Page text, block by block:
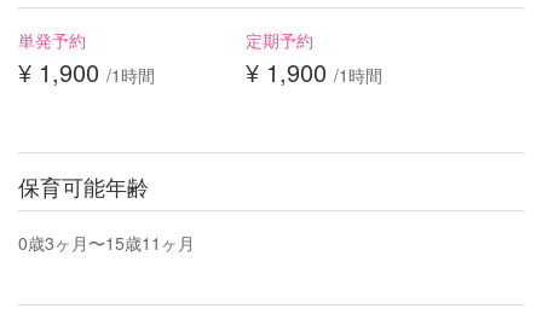
単発予約
¥ 1,900 /1時間
定期予約
¥ 1,900 /1時間
保育可能年齢
0歳3ヶ月〜15歳11ヶ月